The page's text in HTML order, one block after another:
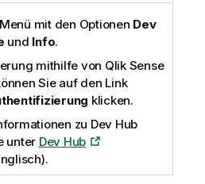
mit den Optionen Dev
und Info.
mithilfe von Qlik Sense
Sie auf den Link
klicken.
zu Dev Hub
unter Dev Hub
.